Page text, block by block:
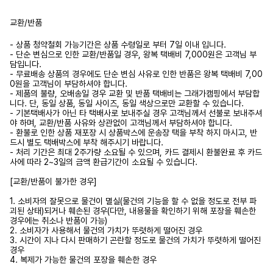
교환/반품
- 상품 청약철회 가능기간은 상품 수령일로 부터 7일 이내 입니다.
- 단순 변심으로 인한 교환/반품일 경우, 왕복 택배비 7,000원은 고객님 부
담입니다.
- 무료배송 상품의 경우에도 단순 변심 사유로 인한 반품은 왕복 택배비 7,00
0원을 고객님이 부담하셔야 합니다.
- 제품의 불량, 오배송일 경우 교환 및 반품 택배비는 그래가캠핑에서 부담합
니다. 단, 동일 상품, 동일 사이즈, 동일 색상으로만 교환할 수 있습니다.
- 기본택배사가 아닌 타 택배사로 보내주실 경우 고객님께서 선불로 보내주셔
야 하며, 교환/반품 사유와 상관없이 고객님께서 부담하셔야 합니다.
- 환불로 인한 상품 재포장 시 상품박스에 운송장 택을 부착 하지 마시고, 반
드시 별도 택배박스에 부착 해주시기 바랍니다.
- 처리 기간은 최대 2주가량 소요될 수 있으며, 카드 결제시 환불완료 후 카드
사에 따라 2~3일의 금액 환급기간이 소요될 수 있습니다.
[교환/반품이 불가한 경우]
1. 소비자의 잘못으로 물건이 멸실(물건의 기능을 할 수 없을 정도로 전부 파
괴된 상태)되거나 훼손된 경우(다만, 내용물을 확인하기 위해 포장을 훼손한
경우에는 취소나 반품이 가능)
2. 소비자가 사용해서 물건의 가치가 뚜렷하게 떨어진 경우
3. 시간이 지나 다시 판매하기 곤란할 정도로 물건의 가치가 뚜렷하게 떨어진
경우
4. 복제가 가능한 물건의 포장을 훼손한 경우